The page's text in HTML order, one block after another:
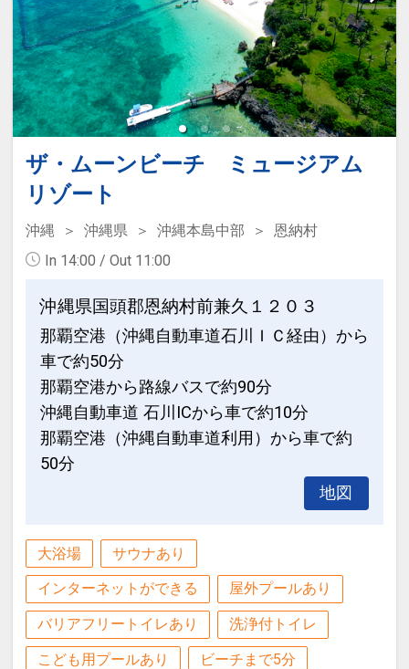
※午前営業：６：００～１０：００クロ
ーズ（９：３０最終入場） 午後営業：１
５：００～２５：００クローズ（２４：
３０最終入場）
※旅行代金に含まれます。
設定期間：2026年4月1日～2026年11月
30日
インターネットコース番号：DP-1-
17231438
ザ・ムーンビーチ ミュージアム
リゾート
沖縄 沖縄県 沖縄本島中部
恩納村
In 14:00 / Out 11:00
沖縄県国頭郡恩納村前兼久１２０３
那覇空港（沖縄自動車道石川ＩＣ経由）から
車で約50分
那覇空港から路線バスで約90分
沖縄自動車道 石川ICから車で約10分
那覇空港（沖縄自動車道利用）から車で約
50分
地図
大浴場 サウナあり
インターネットができる 屋外プールあり
バリアフリートイレあり 洗浄付トイレ
こども用プールあり ビーチまで5分